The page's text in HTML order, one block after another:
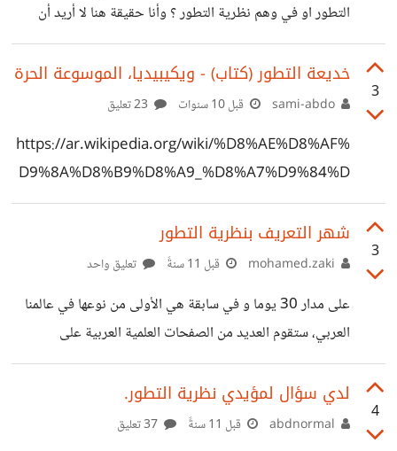
التطور او في وهم نظرية التطور ؟ وأنا حقيقة هنا لا أريد أن
أثبت أو أن أنفي صحة النظرية ... إنما أظن أن نقاطا حول
الموضوع يغفل عنها الطرفين ..المؤيد والمعارض ، وهي ما أحاول
طرحه في هذا الموضوع. بداية لا بد من بضعة تعاريف: العلم
يشمل دراسة منهجية لبنية وسلوك العالم المادي والطبيعي من
خلال الملاحظة والتجربة. الحقيقة
3
خديعة التطور (كتاب) - ويكيبيديا، الموسوعة الحرة
قبل 10 سنوات
https://ar.wikipedia.org/wiki/%D8%AE%D8%AF%
D9%8A%D8%B9%D8%A9_%D8%A7%D9%84%D
8%AA%D8%B7%D9%88%D8%B1_(%D9%83%D8
%AA%D8%A7%D8%A8)
3
شهر التعريف بنظرية التطور
قبل 11 سنةً تعليق واحد
على مدار 30 يوما و في سابقة هي الأولى من نوعها في عالمنا
العربي، ستقوم العديد من الصفحات العلمية العربية على
الفيسبوك بالمشاركة في الحدث المميز حول التعريف بنظرية
التطور حيث سيتم توضيحها وتبيين النقاط غير الواضحة فيها، و
ذلك من خلال العديد من المقالات و المواضيع العلمية. ستقوم
4
لدي سؤال لمؤيدي نظرية التطور.
قبل 11 سنةً